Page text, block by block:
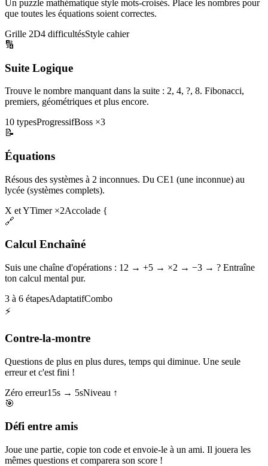
Un puzzle mathématique style mots-croisés. Place les nombres pour
que toutes les équations soient correctes.
Grille 2D4 difficultésStyle cahier
🔢
Suite Logique
Trouve le nombre manquant dans la suite : 2, 4, ?, 8. Fibonacci,
premiers, géométriques et plus encore.
10 typesProgressifBoss ×3
📝
Équations
Résous des systèmes à 2 inconnues. Du CE1 (une inconnue) au
lycée (systèmes complets).
X et YTimer ×2Accolade {
🔗
Calcul Enchaîné
Suis une chaîne d'opérations : 12 → +5 → ×2 → −3 → ? Entraîne
ton calcul mental pur.
3 à 6 étapesAdaptatifCombo
⚡
Contre-la-montre
Questions de plus en plus dures, temps qui diminue. Une seule
erreur et c'est fini !
Zéro erreur15s → 5sNiveau ↑
🎯
Défi entre amis
Joue une partie, copie ton code et envoie-le à un ami. Il jouera les
mêmes questions et comparera son score !